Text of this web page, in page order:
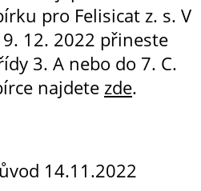
pro Felisicat z. s. V
12. 2022 přineste
3. A nebo do 7. C.
najdete zde.
14.11.2022